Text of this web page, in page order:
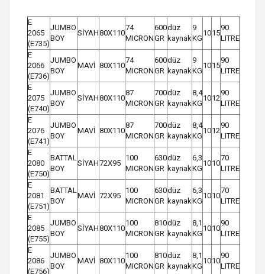
E
2065
(E735)
JUMBO
BOY
SİYAH80X110
74
MICRON
600
GR
düz
kaynak
9
KG
1015
90
LITRE
E
2066
(E736)
JUMBO
BOY
MAVİ 80X110
74
MICRON
600
GR
düz
kaynak
9
KG
1015
90
LITRE
E
2075
(E740)
JUMBO
BOY
SİYAH80X110
87
MICRON
700
GR
düz
kaynak
8,4
KG
1012
90
LITRE
E
2076
(E741)
JUMBO
BOY
MAVİ 80X110
87
MICRON
700
GR
düz
kaynak
8,4
KG
1012
90
LITRE
E
2080
(E750)
BATTAL
BOY
SİYAH72X95
100
MICRON
630
GR
düz
kaynak
6,3
KG
1010
70
LITRE
E
2081
(E751)
BATTAL
BOY
MAVİ 72X95
100
MICRON
630
GR
düz
kaynak
6,3
KG
1010
70
LITRE
E
2085
(E755)
JUMBO
BOY
SİYAH80X110
100
MICRON
810
GR
düz
kaynak
8,1
KG
1010
90
LITRE
E
2086
(E756)
JUMBO
BOY
MAVİ 80X110
100
MICRON
810
GR
düz
kaynak
8,1
KG
1010
90
LITRE